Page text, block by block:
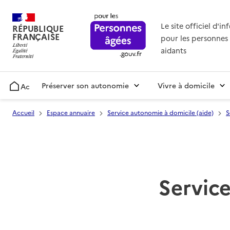
RÉPUBLIQUE
FRANÇAISE
Le site officiel
pour les personnes
aidants
AccueilPréserver son autonomie Vivre à domicile
Accueil Espace annuaire Service autonomie à domicile (aide)